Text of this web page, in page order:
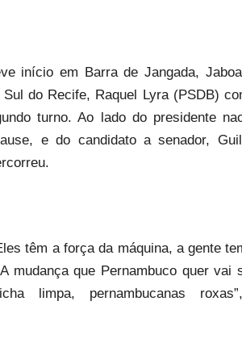
início em Barra de Jangada,
do Recife, Raquel Lyra (PSDB)
turno. Ao lado do presidente
e do candidato a senador,
têm a força da máquina, a gente
mudança que Pernambuco quer vai
limpa, pernambucanas